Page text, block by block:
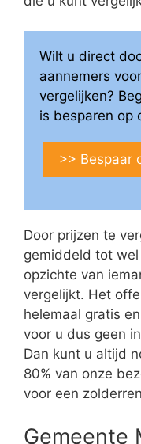
Wilt u direct
aannemers
vergelijken?
is besparen op
>> Bespaar
Door prijzen te
gemiddeld tot
opzichte van
vergelijkt. Het
helemaal gratis
voor u dus geen
Dan kunt u altijd
80% van onze
voor een
Gemeente